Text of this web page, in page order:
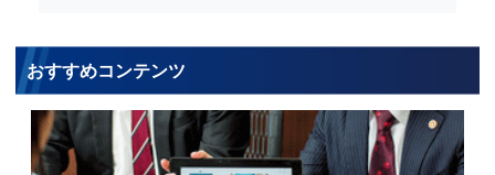
おすすめコンテンツ